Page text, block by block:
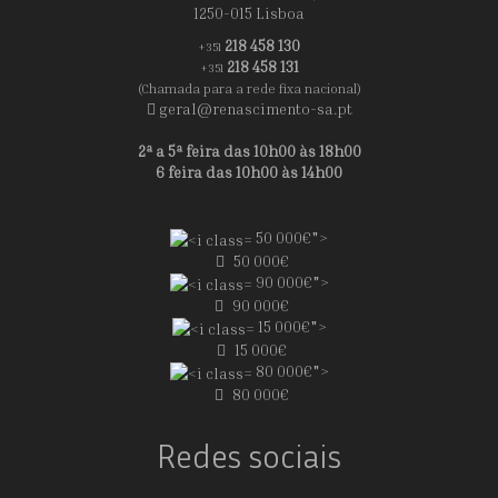
1250-015 Lisboa
+351 218 458 130
+351 218 458 131
(Chamada para a rede fixa nacional)
geral@renascimento-sa.pt
2ª a 5ª feira das 10h00 às 18h00
6 feira das 10h00 às 14h00
50 000€">
50 000€
90 000€">
90 000€
15 000€">
15 000€
80 000€">
80 000€
Redes sociais